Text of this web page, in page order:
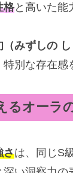
格と高いた能
みずしの し
別な存在感
るオーラ
さは、同じS